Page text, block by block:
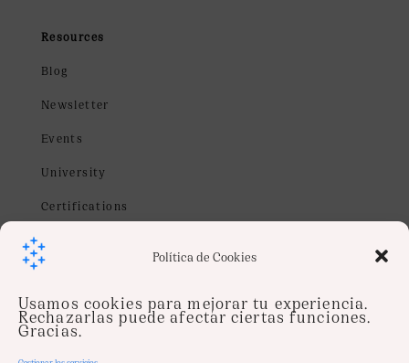
Política de Cookies
Usamos cookies para mejorar tu experiencia.
Rechazarlas puede afectar ciertas funciones.
Gracias.
Resources
Blog
Newsletter
Events
University
Certifications
Webinars
info@soysentinel.com